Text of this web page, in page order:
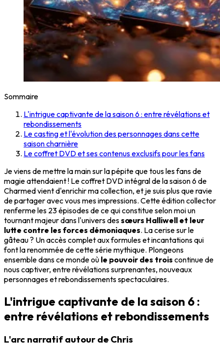
Sommaire
L'intrigue captivante de la saison 6 : entre révélations et
rebondissements
Le casting et l'évolution des personnages dans cette
saison charnière
Le coffret DVD et ses contenus exclusifs pour les fans
Je viens de mettre la main sur la pépite que tous les fans de
magie attendaient ! Le coffret DVD intégral de la saison 6 de
Charmed vient d'enrichir ma collection, et je suis plus que ravie
de partager avec vous mes impressions. Cette édition collector
renferme les 23 épisodes de ce qui constitue selon moi un
tournant majeur dans l'univers dessœurs Halliwell et leur
lutte contre les forces démoniaques. La cerise sur le
gâteau ? Un accès complet aux formules et incantations qui
font la renommée de cette série mythique. Plongeons
ensemble dans ce monde où le pouvoir des trois continue de
nous captiver, entre révélations surprenantes, nouveaux
personnages et rebondissements spectaculaires.
L'intrigue captivante de la saison 6 :
entre révélations et rebondissements
L'arc narratif autour de Chris